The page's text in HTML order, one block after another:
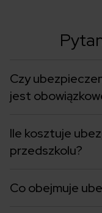
Czy
jest
Ile kosztuje
przedszkolu?
Co obejmuje